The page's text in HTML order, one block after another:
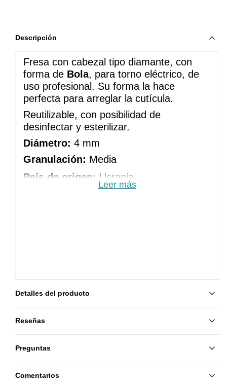
Descripción
Fresa con cabezal tipo diamante, con
forma de Bola, para torno eléctrico, de
uso profesional. Su forma la hace
perfecta para arreglar la cutícula.
Reutilizable, con posibilidad de
desinfectar y esterilizar.
Diámetro: 4 mm
Granulación: Media
País de origen: Ucrania
Leer más
Detalles del producto
Reseñas
Preguntas
Comentarios